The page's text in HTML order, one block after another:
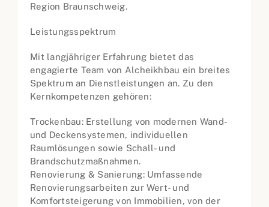
Region Braunschweig.
Leistungsspektrum
Mit langjähriger Erfahrung bietet das
engagierte Team von Alcheikhbau ein breites
Spektrum an Dienstleistungen an. Zu den
Kernkompetenzen gehören:
Trockenbau: Erstellung von modernen Wand-
und Deckensystemen, individuellen
Raumlösungen sowie Schall- und
Brandschutzmaßnahmen.
Renovierung & Sanierung: Umfassende
Renovierungsarbeiten zur Wert- und
Komfortsteigerung von Immobilien, von der